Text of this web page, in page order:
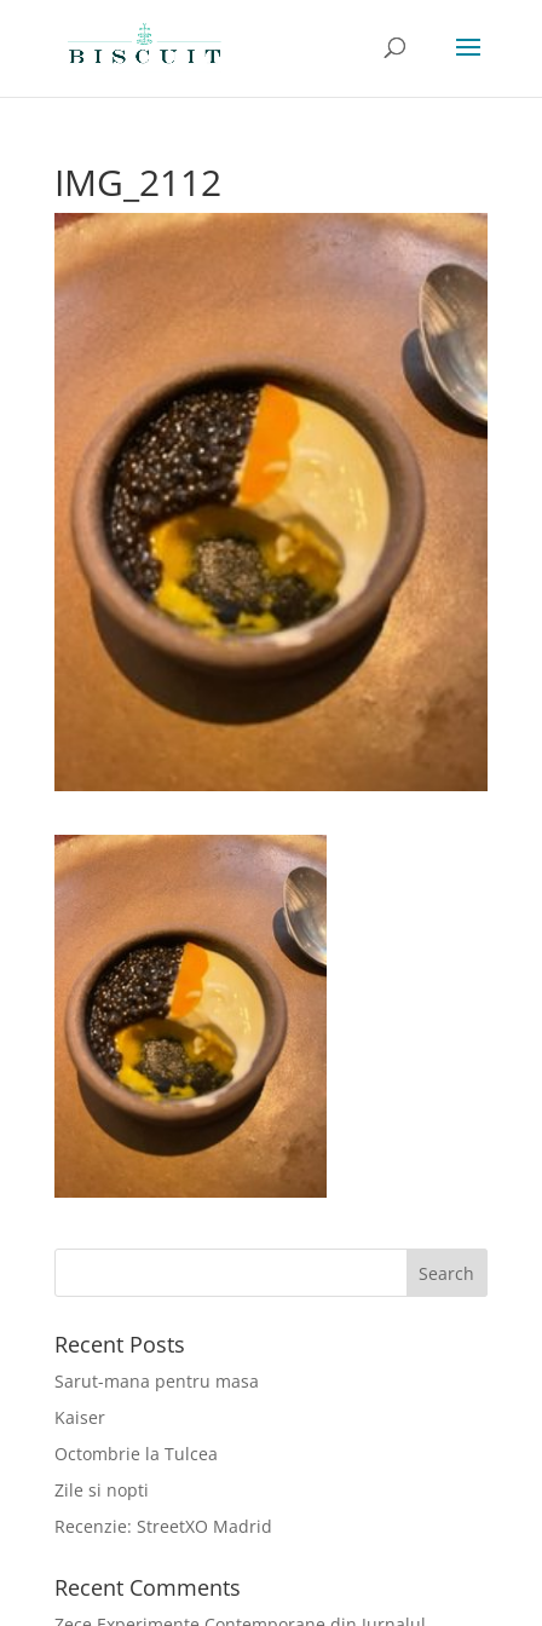
IMG_2112
Recent Posts
Sarut-mana pentru masa
Kaiser
Octombrie la Tulcea
Zile si nopti
Recenzie: StreetXO Madrid
Recent Comments